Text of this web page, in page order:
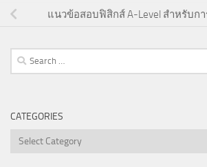
แนวข้อสอบฟิสิกส์ A-Level สำหรับก
Search
for:
CATEGORIES
Categories